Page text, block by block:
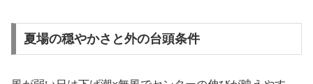
夏場の穏やかさと外の台頭条件